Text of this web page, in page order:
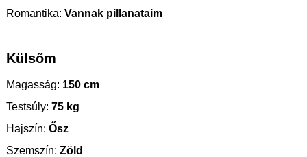
Romantika: Vannak pillanataim
Külsőm
Magasság: 150 cm
Testsúly: 75 kg
Hajszín: Ősz
Szemszín: Zöld